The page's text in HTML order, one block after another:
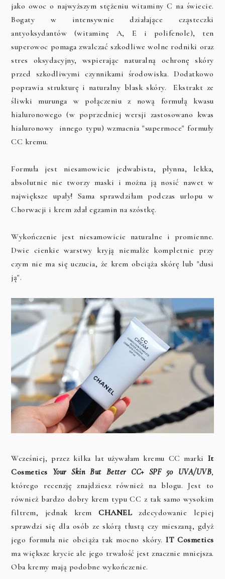
jako owoc o najwyższym stężeniu witaminy C na świecie.
Bogaty w intensywnie działające cząsteczki
antyoksydantów (witaminę A, E i polifenole), ten
superowoc pomaga zwalczać szkodliwe wolne rodniki oraz
stres oksydacyjny, wspierając naturalną ochronę skóry
przed szkodliwymi czynnikami środowiska. Dodatkowo
poprawia strukturę i naturalny blask skóry. Ekstrakt ze
śliwki murunga w połączeniu z nową formułą kwasu
hialuronowego (w poprzedniej wersji zastosowano kwas
hialuronowy innego typu) wzmacnia "supermoce" formuły
CC kremu.
Formuła jest niesamowicie jedwabista, płynna, lekka,
absolutnie nie tworzy maski i można ją nosić nawet w
największe upały! Sama sprawdziłam podczas urlopu w
Chorwacji i krem zdał egzamin na szóstkę.
Wykończenie jest niesamowicie naturalne i promienne.
Dwie cienkie warstwy kryją niemalże kompletnie przy
czym nie ma się uczucia, że krem obciąża skórę lub "dusi
ją".
Wcześniej, przez kilka lat używałam kremu CC marki It
Cosmetics Your Skin But Better CC+ SPF 50 UVA/UVB,
którego recenzję znajdziesz również na blogu. Jest to
również bardzo dobry krem typu CC z tak samo wysokim
filtrem, jednak kremCHANELzdecydowanie lepiej
sprawdzi się dla osób ze skórą tłustą czy mieszaną, gdyż
jego formuła nie obciąża tak mocno skóry.IT Cosmetics
ma większe krycie ale jego trwałość jest znacznie mniejsza.
Oba kremy mają podobne wykończenie.